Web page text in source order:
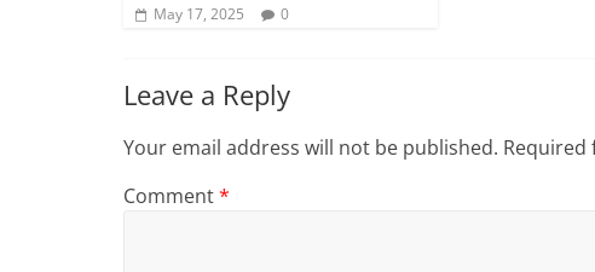
May 17, 2025 0
Leave a Reply
Your email address will not be published. Required
Comment*